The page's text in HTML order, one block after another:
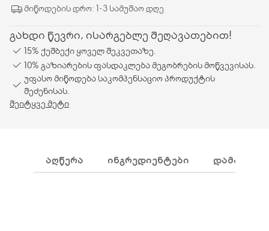
მიწოდების დრო: 1-3 სამუშაო დღე
გახდი წევრი, ისარგებლე შეღავათებით!
15% ქეშბექი ყოველ შეკვეთაზე.
10% გაზიარების ფასდაკლება მეგობრების მოწვევისას.
უფასო მიწოდება საკომპენსაციო პროდუქტის
შეძენისას.
შეიტყვე მეტი
ᲐᲦᲬᲔᲠᲐ ᲘᲜᲒᲠᲔᲓᲘᲔᲜᲢᲔᲑᲘ